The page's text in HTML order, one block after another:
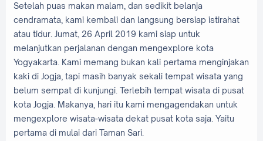
Setelah puas makan malam, dan sedikit belanja
cendramata, kami kembali dan langsung bersiap istirahat
atau tidur. Jumat, 26 April 2019 kami siap untuk
melanjutkan perjalanan dengan mengexplore kota
Yogyakarta. Kami memang bukan kali pertama menginjakan
kaki di Jogja, tapi masih banyak sekali tempat wisata yang
belum sempat di kunjungi. Terlebih tempat wisata di pusat
kota Jogja. Makanya, hari itu kami mengagendakan untuk
mengexplore wisata-wisata dekat pusat kota saja. Yaitu
pertama di mulai dari Taman Sari.